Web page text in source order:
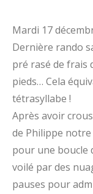
Mardi 17
Dernière rando
pré rasé de frais
pieds… Cela
tétrasyllabe !
Après avoir
de Philippe
pour une boucle
voilé par des
pauses pour